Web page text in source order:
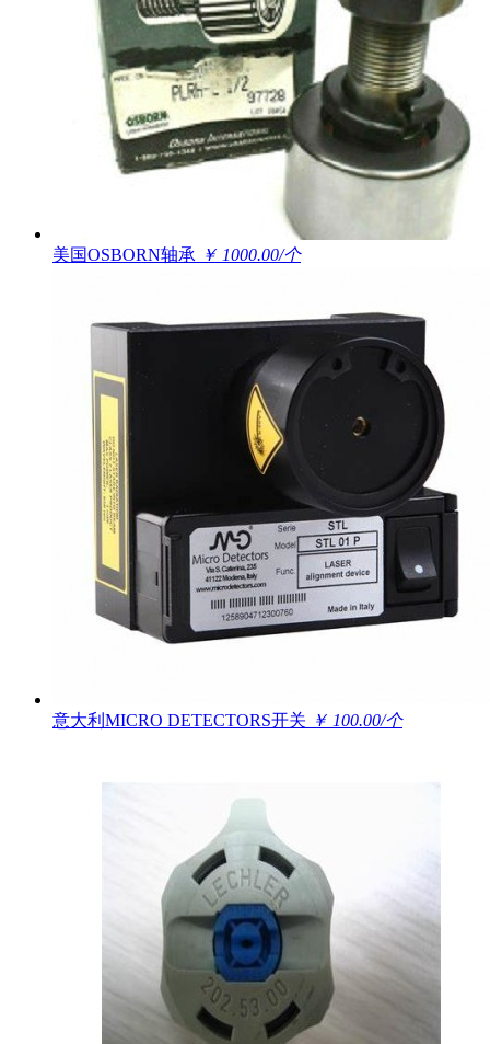
美国OSBORN轴承 ￥ 1000.00/个
意大利MICRO DETECTORS开关 ￥ 100.00/个